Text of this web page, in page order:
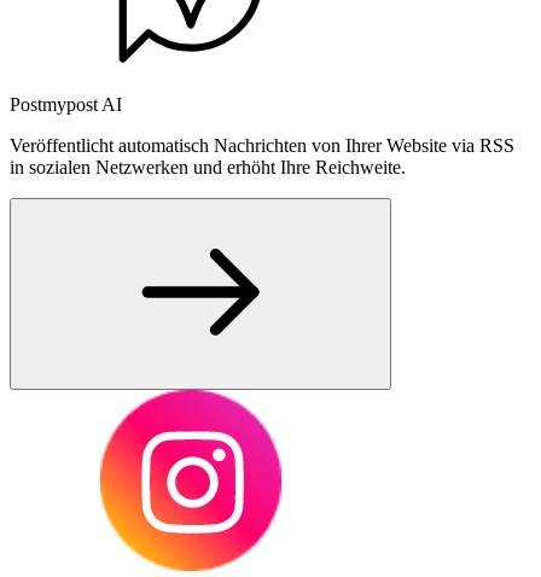
Postmypost AI
Veröffentlicht automatisch Nachrichten von Ihrer Website via RSS
in sozialen Netzwerken und erhöht Ihre Reichweite.